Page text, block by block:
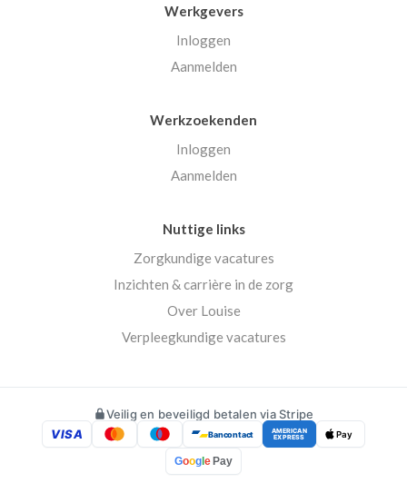
Werkgevers
Inloggen
Aanmelden
Werkzoekenden
Inloggen
Aanmelden
Nuttige links
Zorgkundige vacatures
Inzichten & carrière in de zorg
Over Louise
Verpleegkundige vacatures
Veilig en beveiligd betalen via Stripe
VISA
Bancontact AMERICAN
EXPRESS Pay
Googl e Pay